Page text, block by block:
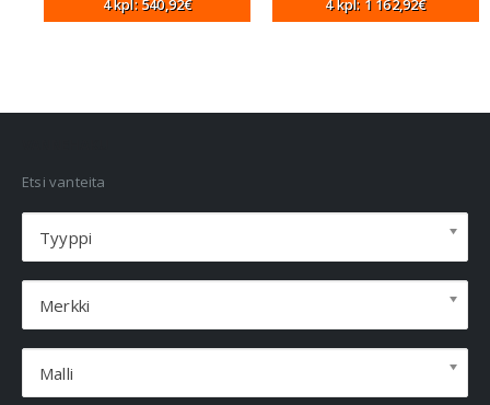
4 kpl: 540,92€ 4 kpl: 1 162,92€
Etsi vanteita
Tyyppi
Merkki
Malli